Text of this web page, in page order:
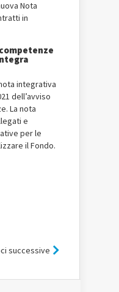
Nota
in
integrativa
dell’avviso
La nota
e
per le
il Fondo.
successive